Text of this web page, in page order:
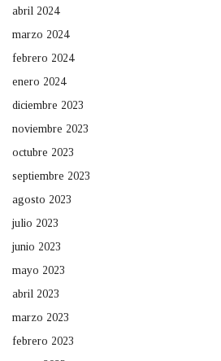
abril 2024
marzo 2024
febrero 2024
enero 2024
diciembre 2023
noviembre 2023
octubre 2023
septiembre 2023
agosto 2023
julio 2023
junio 2023
mayo 2023
abril 2023
marzo 2023
febrero 2023